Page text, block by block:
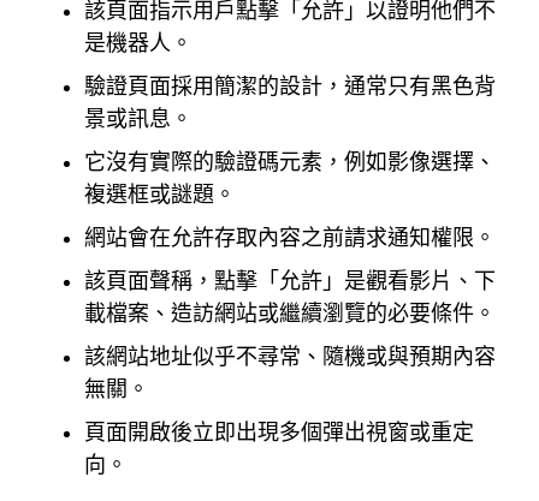
該頁面指示用戶點擊「允許」以證明他們不
是機器人。
驗證頁面採用簡潔的設計，通常只有黑色背
景或訊息。
它沒有實際的驗證碼元素，例如影像選擇、
複選框或謎題。
網站會在允許存取內容之前請求通知權限。
該頁面聲稱，點擊「允許」是觀看影片、下
載檔案、造訪網站或繼續瀏覽的必要條件。
該網站地址似乎不尋常、隨機或與預期內容
無關。
頁面開啟後立即出現多個彈出視窗或重定
向。